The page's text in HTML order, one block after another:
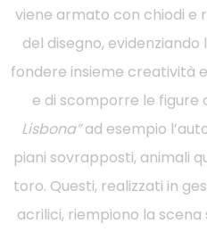
viene armato con chiodi e
del disegno,
fondere insieme creatività
e di scomporre le figure
Lisbona”ad esempio
piani sovrapposti, animali
toro. Questi, realizzati in
acrilici, riempiono la